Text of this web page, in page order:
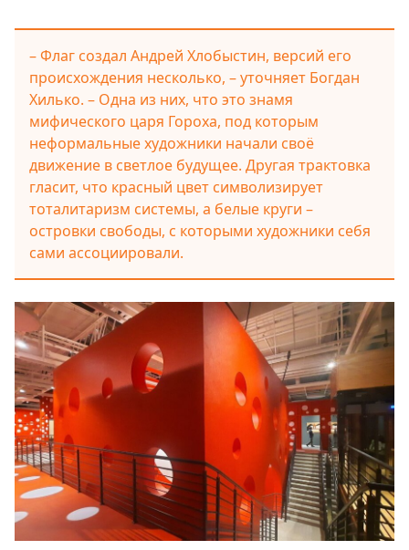
– Флаг создал Андрей Хлобыстин, версий его
происхождения несколько, – уточняет Богдан
Хилько. – Одна из них, что это знамя
мифического царя Гороха, под которым
неформальные художники начали своё
движение в светлое будущее. Другая трактовка
гласит, что красный цвет символизирует
тоталитаризм системы, а белые круги –
островки свободы, с которыми художники себя
сами ассоциировали.